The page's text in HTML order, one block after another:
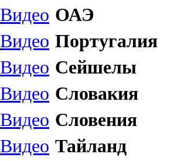
Видео ОАЭ
Видео Португалия
Видео Сейшелы
Видео Словакия
Видео Словения
Видео Тайланд